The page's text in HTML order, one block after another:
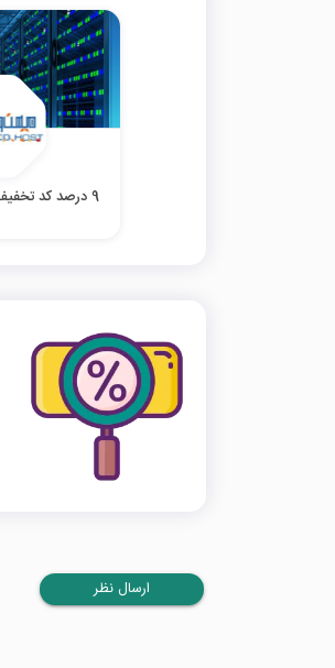
9 درصد کد تخفیف میهن وب هاست
ارسال نظر